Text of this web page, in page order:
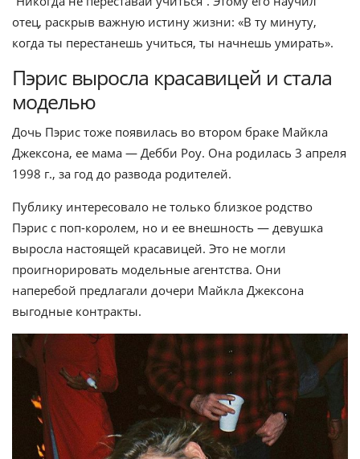
отец, раскрыв важную истину жизни: «В ту минуту,
когда ты перестанешь учиться, ты начнешь умирать».
Пэрис выросла красавицей и стала
моделью
Дочь Пэрис тоже появилась во втором браке Майкла
Джексона, ее мама — Дебби Роу. Она родилась 3 апреля
1998 г., за год до развода родителей.
Публику интересовало не только близкое родство
Пэрис с поп-королем, но и ее внешность — девушка
выросла настоящей красавицей. Это не могли
проигнорировать модельные агентства. Они
наперебой предлагали дочери Майкла Джексона
выгодные контракты.